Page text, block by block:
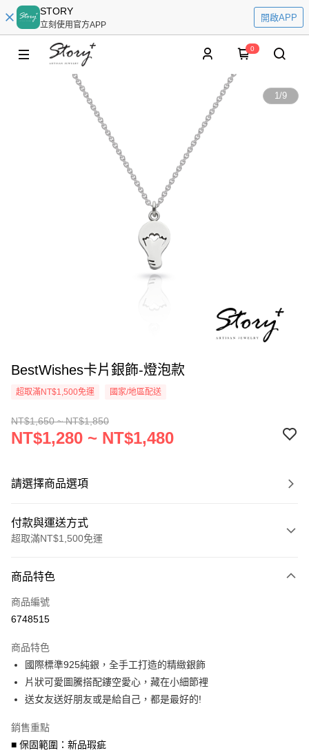
STORY
立刻使用官方APP
開啟APP
0
1/9
BestWishes卡片銀飾-燈泡款
超取滿NT$1,500免運 國家/地區配送
NT$1,650 ~ NT$1,850
NT$1,280 ~ NT$1,480
請選擇商品選項
付款與運送方式
超取滿NT$1,500免運
信用卡一次付款
信用卡分期付款
合作金庫商業銀行
華南商業銀行
彰化商業銀行
上海商業儲蓄銀行
台北富邦商業銀行
國泰世華商業銀行
兆豐國際商業銀行
匯豐（台灣）商業銀行
聯邦商業銀行
6 期 0 利率 每期
華南商業銀行
彰化商業銀行
上海商業儲蓄銀行
台北富邦商業銀行
臺灣中小企業銀行
匯豐（台灣）商業銀行
超商取貨付款
LINE Pay
Apple Pay
商品特色
商品編號
6748515
商品特色
國際標準925純銀，全手工打造的精緻銀飾
片狀可愛圖騰搭配鏤空愛心，藏在小細節裡
送女友送好朋友或是給自己，都是最好的!
銷售重點
■ 保固範圍：新品瑕疵